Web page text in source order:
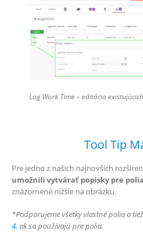
Log Work Time – editácia
Tool Tip
Pre jedno z našich najnovších
umožnili vytvárať popisky pre
znázornené nižšie na obrázku.
*Podporujeme všetky vlastné polia a
4, ak sa používajú pre polia.